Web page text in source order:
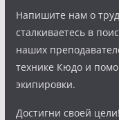
Напишите нам о
сталкиваетесь в
наших
технике Кюдо и
экипировки.
Достигни своей цели!